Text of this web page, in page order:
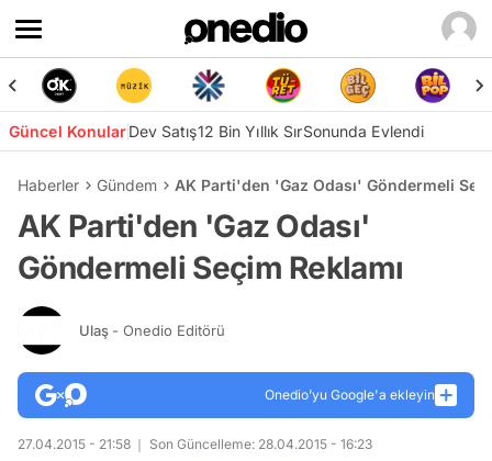
Güncel KonularDev Satış12 Bin Yıllık SırSonunda Evlendi
Haberler Gündem AK Parti'den 'Gaz Odası' Göndermeli
AK Parti'den 'Gaz Odası'
Göndermeli Seçim Reklamı
Ulaş - Onedio Editörü
Onedio’yu Google'a ekleyin
27.04.2015 - 21:58 Son Güncelleme: 28.04.2015 - 16:23